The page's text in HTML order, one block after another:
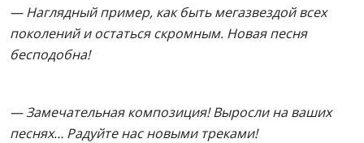
— Наглядный пример, как быть мегазвездой всех
поколений и остаться скромным. Новая песня
бесподобна!
— Замечательная композиция! Выросли на ваших
песнях… Радуйте нас новыми треками!